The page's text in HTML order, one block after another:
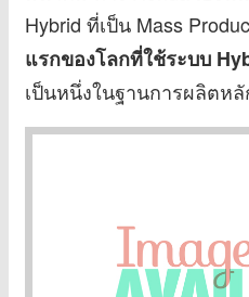
Hybrid ที่เป็น Mass
แรกของโลกที่ใช้ระบบ
เป็นหนึ่งในฐานการผลิตห